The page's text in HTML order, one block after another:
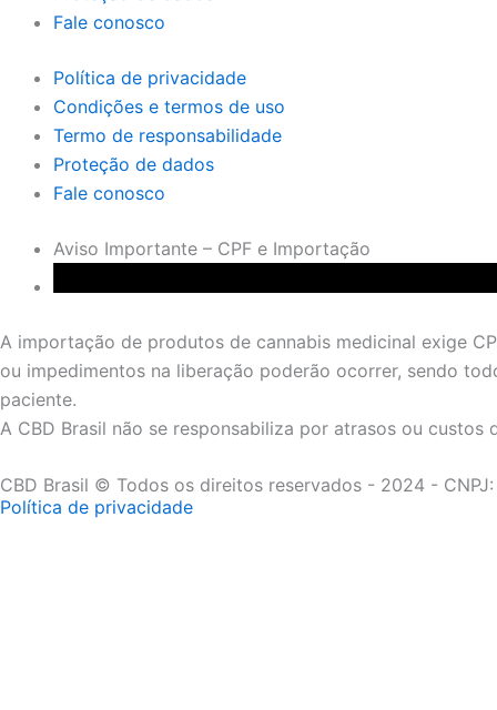
Fale conosco
Política de privacidade
Condições e termos de uso
Termo de responsabilidade
Proteção de dados
Fale conosco
Aviso Importante – CPF e Importação
A importação de produtos de cannabis medicinal exige
ou impedimentos na liberação poderão ocorrer, sendo
paciente.
A CBD Brasil não se responsabiliza por atrasos ou
CBD Brasil © Todos os direitos reservados - 2024 -
Política de privacidade